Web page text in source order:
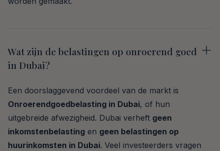
Wat zijn de belastingen op onroerend goed
in Dubai?
Een doorslaggevend voordeel van de markt is
Onroerendgoedbelasting in Dubai, of hun
uitgebreide afwezigheid. Dubai verheft geen
inkomstenbelasting en geen belastingen op
huurinkomsten in Dubai. Veel investeerders vragen